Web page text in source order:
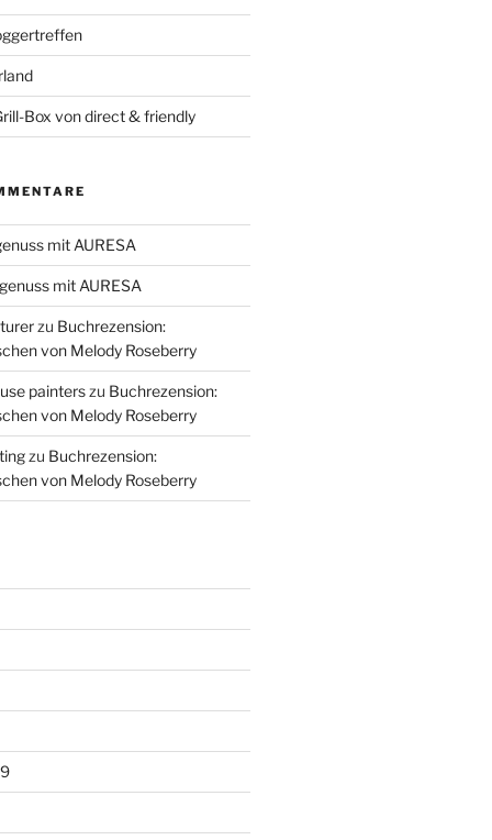
Box von direct & friendly
mit AURESA
mit AURESA
zu Buchrezension:
von Melody Roseberry
painterszu Buchrezension:
von Melody Roseberry
zu Buchrezension:
von Melody Roseberry